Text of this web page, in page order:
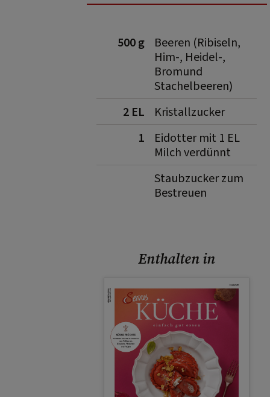
500 g
Beeren (Ribiseln,
Him-, Heidel-,
Bromund
Stachelbeeren)
2 EL
Kristallzucker
1
Eidotter mit 1 EL
Milch verdünnt
Staubzucker zum
Bestreuen
Enthalten in